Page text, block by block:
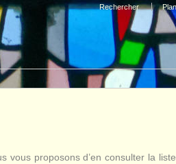
Rechercher Plan
proposons d’en consulter la